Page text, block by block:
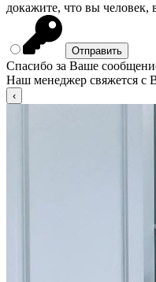
докажите, что вы человек,
Спасибо за Ваше
Наш менеджер свяжется с